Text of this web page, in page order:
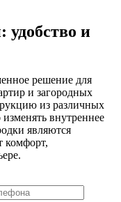
удобство и
решение для
и загородных
из различных
внутреннее
являются
комфорт,